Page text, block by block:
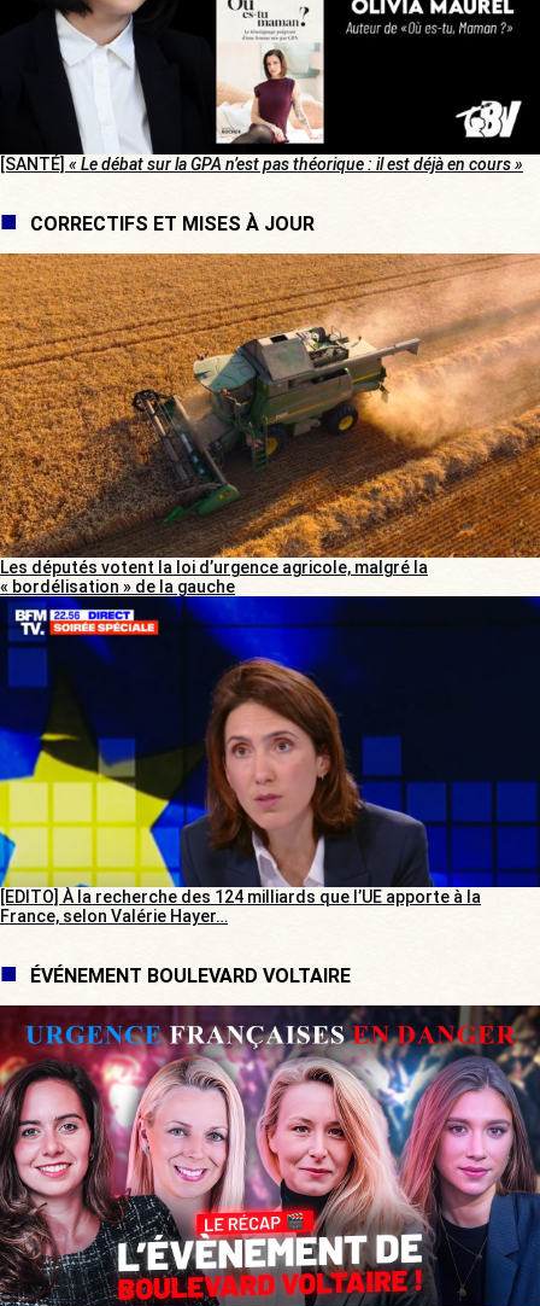
[SANTÉ] « Le débat sur la GPA n’est pas théorique : il est déjà en cours »
CORRECTIFS ET MISES À JOUR
Les députés votent la loi d’urgence agricole, malgré la
« bordélisation » de la gauche
[EDITO] À la recherche des 124 milliards que l’UE apporte à la
France, selon Valérie Hayer…
ÉVÉNEMENT BOULEVARD VOLTAIRE